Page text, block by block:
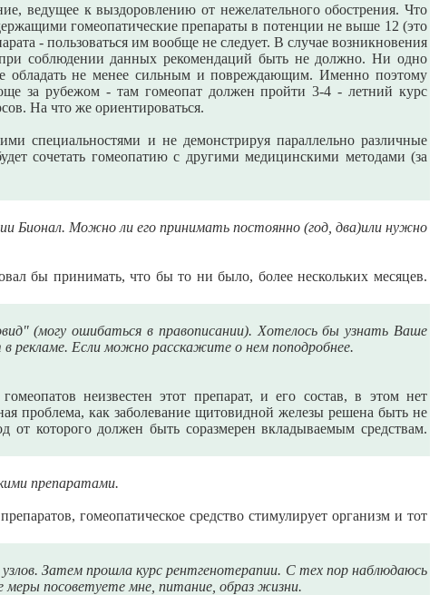
ведущее к выздоровлению от нежелательного обострения. Что
гомеопатические препараты в потенции не выше 12 (это
- пользоваться им вообще не следует. В случае возникновения
соблюдении данных рекомендаций быть не должно. Ни одно
обладать не менее сильным и повреждающим. Именно поэтому
за рубежом - там гомеопат должен пройти 3-4 - летний курс
На что же ориентироваться.
специальностями и не демонстрируя параллельно различные
сочетать гомеопатию с другими медицинскими методами (за
Бионал. Можно ли его принимать постоянно (год, два)или нужно
бы принимать, что бы то ни было, более нескольких месяцев.
(могу ошибаться в правописании). Хотелось бы узнать Ваше
рекламе. Если можно расскажите о нем поподробнее.
неизвестен этот препарат, и его состав, в этом нет
проблема, как заболевание щитовидной железы решена быть не
от которого должен быть соразмерен вкладываемым средствам.
препаратами.
гомеопатическое средство стимулирует организм и тот
Затем прошла курс рентгенотерапии. С тех пор наблюдаюсь
меры посоветуете мне, питание, образ жизни.